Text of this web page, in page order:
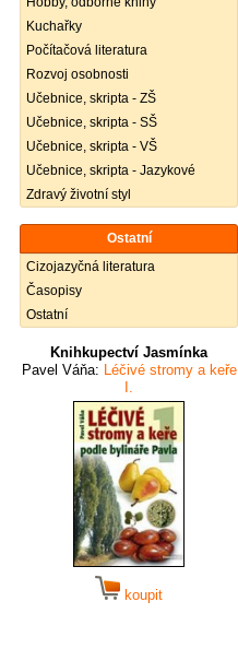
Kuchařky
Počítačová literatura
Rozvoj osobnosti
Učebnice, skripta - ZŠ
Učebnice, skripta - SŠ
Učebnice, skripta - VŠ
Učebnice, skripta - Jazykové
Zdravý životní styl
Ostatní
Cizojazyčná literatura
Časopisy
Ostatní
Knihkupectví Jasmínka
Pavel Váňa: Léčivé stromy a keře
I.
koupit